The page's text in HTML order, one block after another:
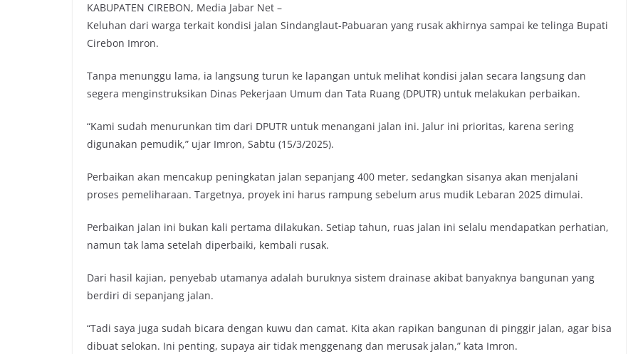
c
e
b
o
k
i
t
t
r
a
t
s
p
p
p
y
n
k
KABUPATEN CIREBON, Media Jabar Net –
Keluhan dari warga terkait kondisi jalan Sindanglaut-Pabuaran yang rusak akhirnya sampai ke telinga Bupati
Cirebon Imron.
Tanpa menunggu lama, ia langsung turun ke lapangan untuk melihat kondisi jalan secara langsung dan
segera menginstruksikan Dinas Pekerjaan Umum dan Tata Ruang (DPUTR) untuk melakukan perbaikan.
“Kami sudah menurunkan tim dari DPUTR untuk menangani jalan ini. Jalur ini prioritas, karena sering
digunakan pemudik,” ujar Imron, Sabtu (15/3/2025).
Perbaikan akan mencakup peningkatan jalan sepanjang 400 meter, sedangkan sisanya akan menjalani
proses pemeliharaan. Targetnya, proyek ini harus rampung sebelum arus mudik Lebaran 2025 dimulai.
Perbaikan jalan ini bukan kali pertama dilakukan. Setiap tahun, ruas jalan ini selalu mendapatkan perhatian,
namun tak lama setelah diperbaiki, kembali rusak.
Dari hasil kajian, penyebab utamanya adalah buruknya sistem drainase akibat banyaknya bangunan yang
berdiri di sepanjang jalan.
“Tadi saya juga sudah bicara dengan kuwu dan camat. Kita akan rapikan bangunan di pinggir jalan, agar bisa
dibuat selokan. Ini penting, supaya air tidak menggenang dan merusak jalan,” kata Imron.